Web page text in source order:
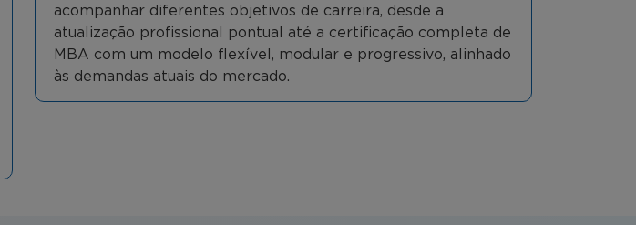
acompanhar diferentes objetivos de carreira, desde a
atualização profissional pontual até a certificação completa de
MBA com um modelo flexível, modular e progressivo, alinhado
às demandas atuais do mercado.